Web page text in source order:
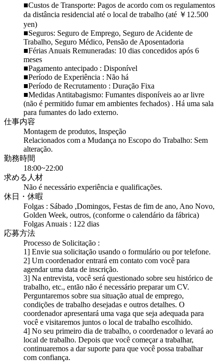
■Custos de Transporte: Pagos de acordo com os regulamentos
da distância residencial até o local de trabalho (até ￥12.500
yen)
■Seguros: Seguro de Emprego, Seguro de Acidente de
Trabalho, Seguro Médico, Pensão de Aposentadoria
■Férias Anuais Remuneradas: 10 dias concedidos após 6
meses
■Pagamento antecipado : Disponível
■Período de Experiência : Não há
■Período de Recrutamento : Duração Fixa
■Medidas Antitabagismo: Fumantes disponíveis ao ar livre
(não é permitido fumar em ambientes fechados) . Há uma sala
para fumantes do lado externo.
仕事内容
Montagem de produtos, Inspeção
Relacionados com a Mudança no Escopo do Trabalho: Sem
alteração.
勤務時間
18:00~22:00
求める人材
Não é necessário experiência e qualificações.
休日・休暇
Folgas : Sábado ,Domingos, Festas de fim de ano, Ano Novo,
Golden Week, outros, (conforme o calendário da fábrica)
Folgas Anuais : 122 dias
応募方法
Processo de Solicitação :
1] Envie sua solicitação usando o formulário ou por telefone.
2] Um coordenador entrará em contato com você para
agendar uma data de inscrição.
3] Na entrevista, você será questionado sobre seu histórico de
trabalho, etc., então não é necessário preparar um CV.
Perguntaremos sobre sua situação atual de emprego,
condições de trabalho desejadas e outros detalhes. O
coordenador apresentará uma vaga que seja adequada para
você e visitaremos juntos o local de trabalho escolhido.
4] No seu primeiro dia de trabalho, o coordenador o levará ao
local de trabalho. Depois que você começar a trabalhar,
continuaremos a dar suporte para que você possa trabalhar
com confiança.